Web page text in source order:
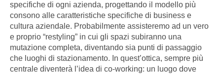
specifiche di ogni azienda, progettando il modello più
consono alle caratteristiche specifiche di business e
cultura aziendale. Probabilmente assisteremo ad un vero
e proprio “restyling” in cui gli spazi subiranno una
mutazione completa, diventando sia punti di passaggio
che luoghi di stazionamento. In quest’ottica, sempre più
centrale diventerà l’idea di co-working: un luogo dove